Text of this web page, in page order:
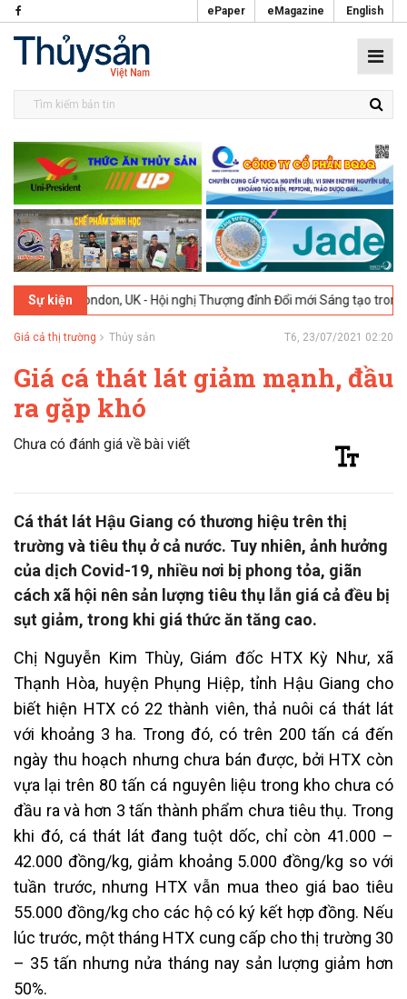
ePaper eMagazine English
Sự kiện
London, UK - Hội nghị Thượng đỉnh Đổi mới Sáng tạo trong Ngành
Giá cả thị trường Thủy sản T6, 23/07/2021 02:20
Giá cá thát lát giảm mạnh, đầu
ra gặp khó
Chưa có đánh giá về bài viết
Cá thát lát Hậu Giang có thương hiệu trên thị
trường và tiêu thụ ở cả nước. Tuy nhiên, ảnh hưởng
của dịch Covid-19, nhiều nơi bị phong tỏa, giãn
cách xã hội nên sản lượng tiêu thụ lẫn giá cả đều bị
sụt giảm, trong khi giá thức ăn tăng cao.
Chị Nguyễn Kim Thùy, Giám đốc HTX Kỳ Như, xã
Thạnh Hòa, huyện Phụng Hiệp, tỉnh Hậu Giang cho
biết hiện HTX có 22 thành viên, thả nuôi cá thát lát
với khoảng 3 ha. Trong đó, có trên 200 tấn cá đến
ngày thu hoạch nhưng chưa bán được, bởi HTX còn
vựa lại trên 80 tấn cá nguyên liệu trong kho chưa có
đầu ra và hơn 3 tấn thành phẩm chưa tiêu thụ. Trong
khi đó, cá thát lát đang tuột dốc, chỉ còn 41.000 –
42.000 đồng/kg, giảm khoảng 5.000 đồng/kg so với
tuần trước, nhưng HTX vẫn mua theo giá bao tiêu
55.000 đồng/kg cho các hộ có ký kết hợp đồng. Nếu
lúc trước, một tháng HTX cung cấp cho thị trường 30
– 35 tấn nhưng nửa tháng nay sản lượng giảm hơn
50%.